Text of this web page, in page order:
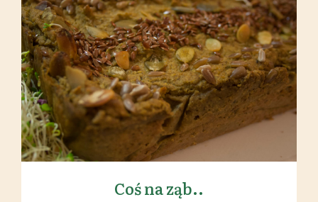
Coś na ząb..
Coś na ząb..